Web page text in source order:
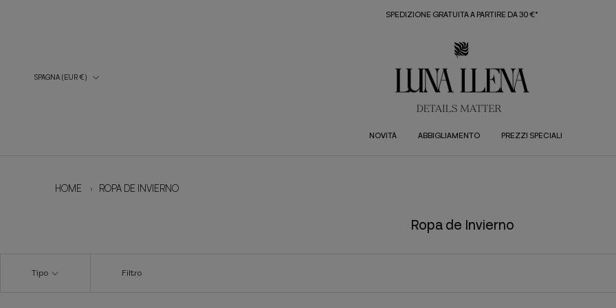
SPEDIZIONE GRATUITA A PARTIRE DA 30 €*
NOVITÀ ABBIGLIAMENTO PREZZI SPECIALI
Paese/regione
SPAGNA (EUR €)
HOME › ROPA DE INVIERNO
Ropa de Invierno
Filtro
Tipo